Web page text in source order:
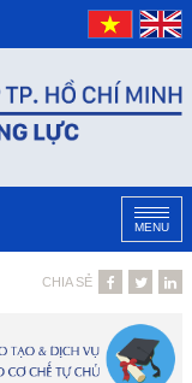
MENU
CHIA SẺ